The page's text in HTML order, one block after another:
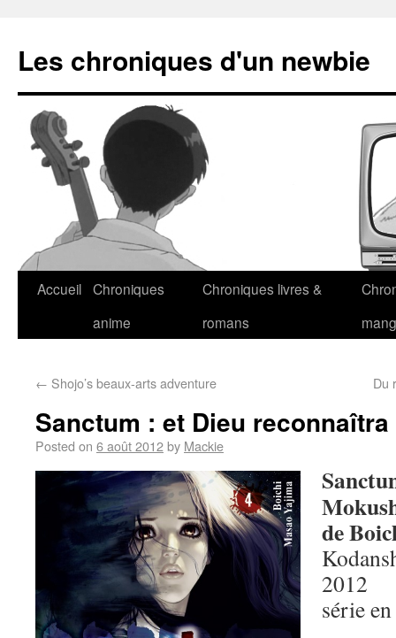
Les chroniques d'un newbie
Accueil Chroniques
anime
Chroniques livres &
romans
← Shojo’s beaux-arts adventure Du
Sanctum : et Dieu
Posted on 6 août 2012by Mackie
de
2012
série